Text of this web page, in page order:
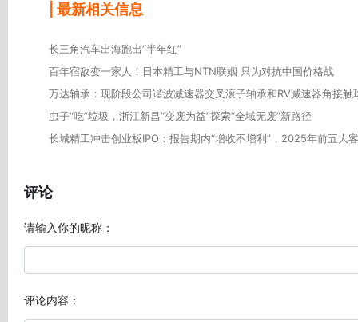
| 最新相关信息
长三角汽车出海跑出“半年红”
百年宿敌变一家人！日本精工与NTN联姻 只为对抗中国价格战
万达轴承：现阶段公司谐波减速器交叉滚子轴承和RV减速器角接
虫子“吃”垃圾，浙江新昌“变废为益”探索“全域无废”新路径
长城精工冲击创业板IPO：报告期内“增收不增利”，2025年前五大
评论
请输入你的昵称：
评论内容：